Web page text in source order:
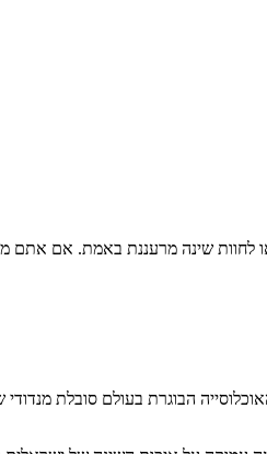
או לחוות שינה מרעננת באמת. אם